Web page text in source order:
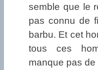
semble que le
pas connu de
barbu. Et cet
tous ces
manque pas